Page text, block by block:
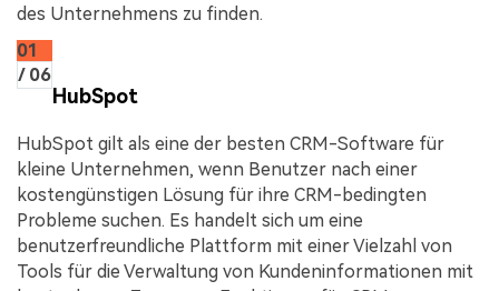
des Unternehmens zu finden.
01
/ 06
HubSpot
HubSpot gilt als eine der besten CRM-Software für
kleine Unternehmen, wenn Benutzer nach einer
kostengünstigen Lösung für ihre CRM-bedingten
Probleme suchen. Es handelt sich um eine
benutzerfreundliche Plattform mit einer Vielzahl von
Tools für die Verwaltung von Kundeninformationen mit